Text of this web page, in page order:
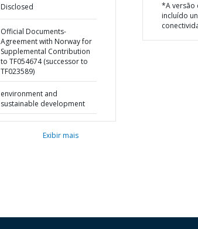
Disclosed
Official Documents-
Agreement with Norway for
Supplemental Contribution
to TF054674 (successor to
TF023589)
environment and
sustainable development
Exibir mais
*A versão
incluído